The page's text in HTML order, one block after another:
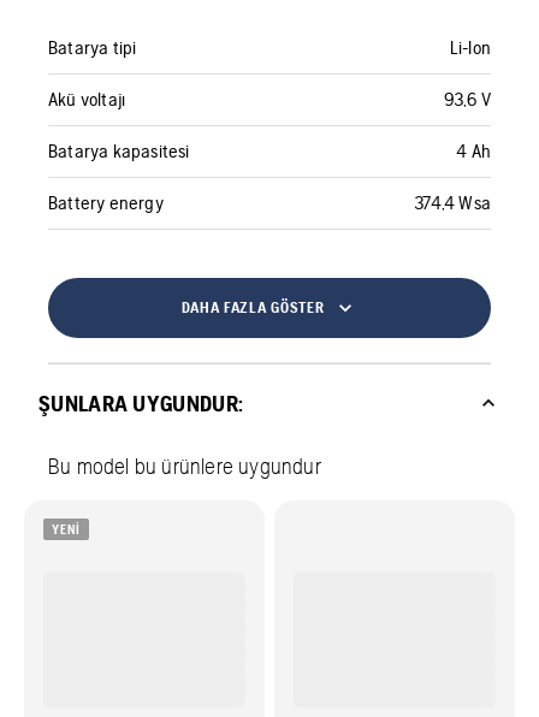
Batarya tipi Li-Ion
Akü voltajı 93,6 V
Batarya kapasitesi 4 Ah
Battery energy 374,4 Wsa
DAHA FAZLA GÖSTER
ŞUNLARA UYGUNDUR:
Bu model bu ürünlere uygundur
YENI